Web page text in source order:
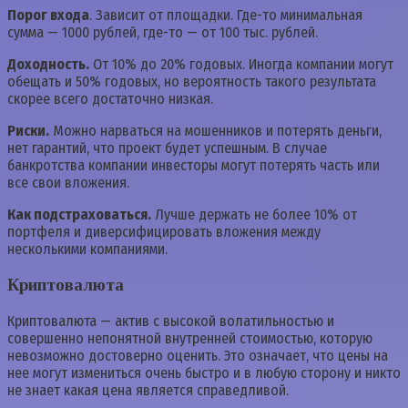
Порог входа. Зависит от площадки. Где-то минимальная
сумма — 1000 рублей, где-то — от 100 тыс. рублей.
Доходность. От 10% до 20% годовых. Иногда компании могут
обещать и 50% годовых, но вероятность такого результата
скорее всего достаточно низкая.
Риски. Можно нарваться на мошенников и потерять деньги,
нет гарантий, что проект будет успешным. В случае
банкротства компании инвесторы могут потерять часть или
все свои вложения.
Как подстраховаться. Лучше держать не более 10% от
портфеля и диверсифицировать вложения между
несколькими компаниями.
Криптовалюта
Криптовалюта — актив с высокой волатильностью и
совершенно непонятной внутренней стоимостью, которую
невозможно достоверно оценить. Это означает, что цены на
нее могут измениться очень быстро и в любую сторону и никто
не знает какая цена является справедливой.